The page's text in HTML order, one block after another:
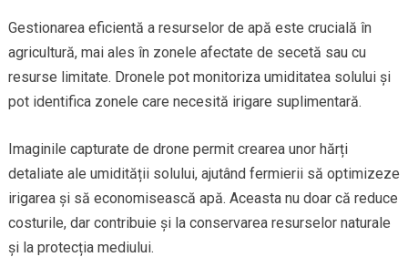
Gestionarea eficientă a resurselor de apă este crucială în
agricultură, mai ales în zonele afectate de secetă sau cu
resurse limitate. Dronele pot monitoriza umiditatea solului și
pot identifica zonele care necesită irigare suplimentară.
Imaginile capturate de drone permit crearea unor hărți
detaliate ale umidității solului, ajutând fermierii să optimizeze
irigarea și să economisească apă. Aceasta nu doar că reduce
costurile, dar contribuie și la conservarea resurselor naturale
și la protecția mediului.